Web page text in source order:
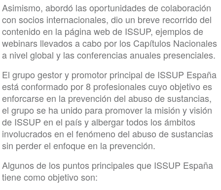
Asimismo, abordó las oportunidades de colaboración
con socios internacionales, dio un breve recorrido del
contenido en la página web de ISSUP, ejemplos de
webinars llevados a cabo por los Capítulos Nacionales
a nivel global y las conferencias anuales presenciales.
El grupo gestor y promotor principal de ISSUP España
está conformado por 8 profesionales cuyo objetivo es
enforcarse en la prevención del abuso de sustancias,
el grupo se ha unido para promover la misión y visión
de ISSUP en el país y albergar todos los ámbitos
involucrados en el fenómeno del abuso de sustancias
sin perder el enfoque en la prevención.
Algunos de los puntos principales que ISSUP España
tiene como objetivo son: